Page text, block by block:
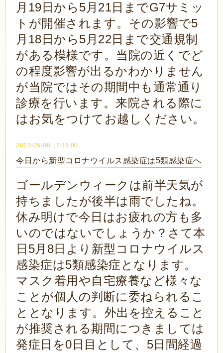
月19日から5月21日までG7サミッ
トが開催されます。その影響で5
月18日から5月22日まで交通規制
がある模様です。当院の近くでど
の程度影響が出るかわかりません
が当院ではその期間中も通常通り
診療を行います。来院される際に
はお気をつけてお越しください。
2023-05-08 17:38:00
今日から新型コロナウイルス感染症は5類感染症へ
ゴールデンウィークは前半天気が
持ちましたが後半は雨でしたね。
休み明けで今日はお疲れの方も多
いのではないでしょうか？さて本
日5月8日より新型コロナウイルス
感染症は5類感染症となります。
マスク着用や自宅療養など様々な
ことが個人の判断に委ねられるこ
ととなります。外出を控えること
が推奨される期間につきましては
発症日を0日目として、5日間経過